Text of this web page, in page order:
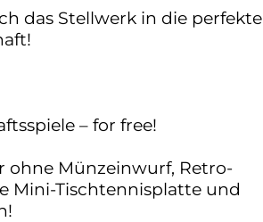
das Stellwerk in die perfekte
– for free!
ohne Münzeinwurf, Retro-
Mini-Tischtennisplatte und